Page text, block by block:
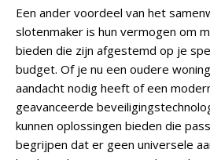
Een ander voordeel van het
slotenmaker is hun vermogen om
bieden die zijn afgestemd op je
budget. Of je nu een oudere
aandacht nodig heeft of een
geavanceerde
kunnen oplossingen bieden die
begrijpen dat er geen universele